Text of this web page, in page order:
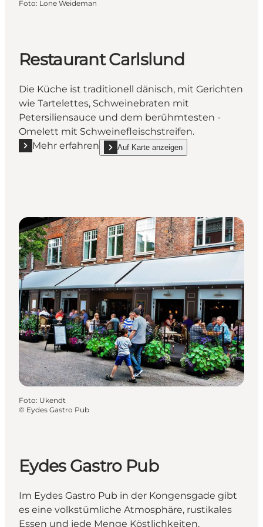
Foto: Lone Weideman
Restaurant Carlslund
Die Küche ist traditionell dänisch, mit Gerichten
wie Tartelettes, Schweinebraten mit
Petersiliensauce und dem berühmtesten -
Omelett mit Schweinefleischstreifen.
Mehr erfahren
Mehr erfahren "Restaurant Carlslund"
Auf Karte anzeigen
show Restaurant Carlslund on_map
Foto: Ukendt
© Eydes Gastro Pub
Eydes Gastro Pub
Im Eydes Gastro Pub in der Kongensgade gibt
es eine volkstümliche Atmosphäre, rustikales
Essen und jede Menge Köstlichkeiten.